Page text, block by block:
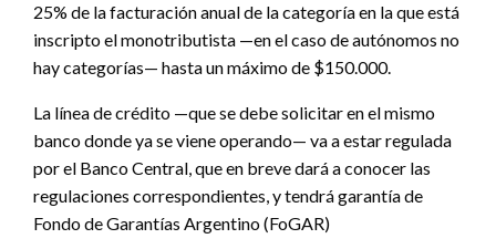
25% de la facturación anual de la categoría en la que está
inscripto el monotributista —en el caso de autónomos no
hay categorías— hasta un máximo de $150.000.
La línea de crédito —que se debe solicitar en el mismo
banco donde ya se viene operando— va a estar regulada
por el Banco Central, que en breve dará a conocer las
regulaciones correspondientes, y tendrá garantía de
Fondo de Garantías Argentino (FoGAR)